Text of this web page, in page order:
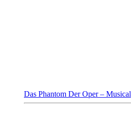
Das Phantom Der Oper – Musical